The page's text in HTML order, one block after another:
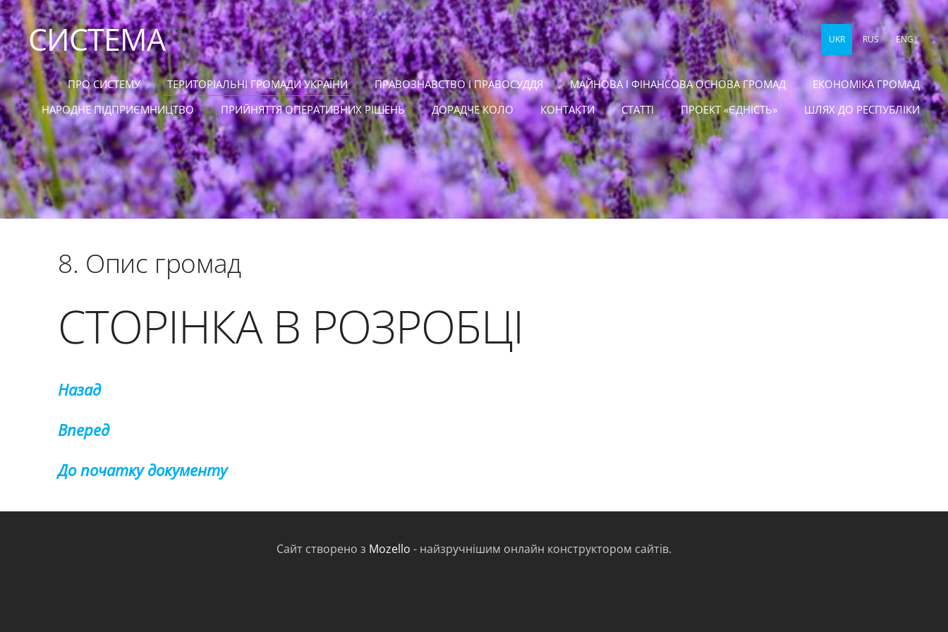
СИСТЕМА
ПРО СИСТЕМУ ТЕРИТОРІАЛЬНІ ГРОМАДИ УКРАЇНИ ПРАВОЗНАВСТВО І ПРАВОСУДДЯ МАЙНОВА І ФІНАНСОВА ОСНОВА ГРОМАД
ЕКОНОМІКА ГРОМАД
НАРОДНЕ ПІДПРИЄМНИЦТВО
ПРИЙНЯТТЯ ОПЕРАТИВНИХ РІШЕНЬ ДОРАДЧЕ КОЛО КОНТАКТИ СТАТТІ ПРОЕКТ «ЄДНІСТЬ» ШЛЯХ ДО РЕСПУБЛІКИ
UKR RUS ENG
8. Опис громад
СТОРІНКА В РОЗРОБЦІ
Назад
Вперед
До початку документу
Сайт створено з Mozello - найзручнішим онлайн конструктором сайтів.